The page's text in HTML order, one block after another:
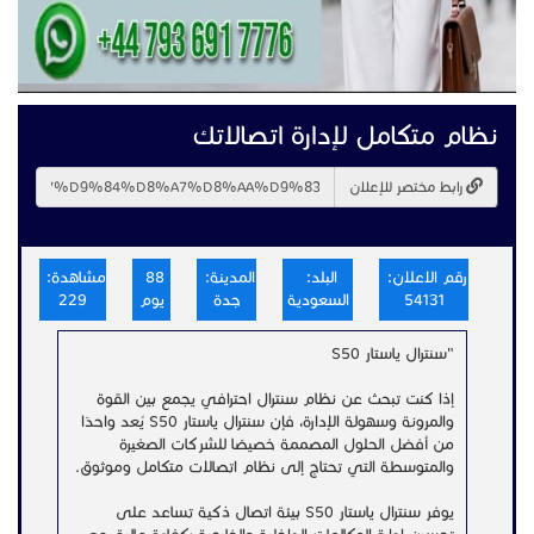
نظام متكامل لإدارة اتصالاتك
رابط مختصر للإعلان
رقم الاعلان:
54131
البلد:
السعودية
المدينة:
جدة
يوم
مشاهدة:
229
"سنترال ياستار S50
إذا كنت تبحث عن نظام سنترال احترافي يجمع بين القوة
والمرونة وسهولة الإدارة، فإن سنترال ياستار S50 يُعد واحدًا
من أفضل الحلول المصممة خصيصًا للشركات الصغيرة
والمتوسطة التي تحتاج إلى نظام اتصالات متكامل وموثوق.
يوفر سنترال ياستار S50 بيئة اتصال ذكية تساعد على